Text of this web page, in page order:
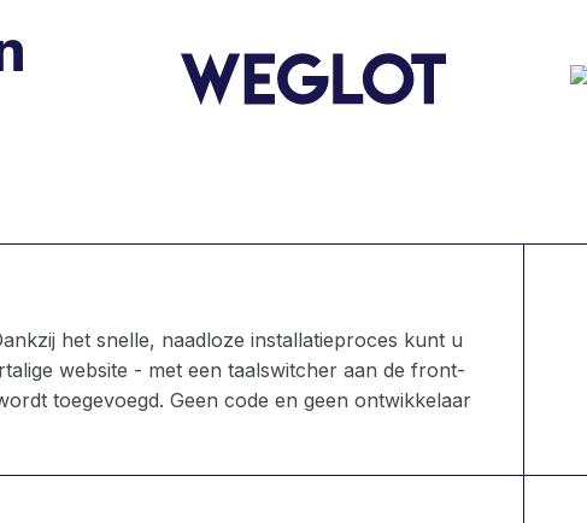
het snelle, naadloze installatieproces kunt u
website - met een taalswitcher aan de front-
toegevoegd. Geen code en geen ontwikkelaar